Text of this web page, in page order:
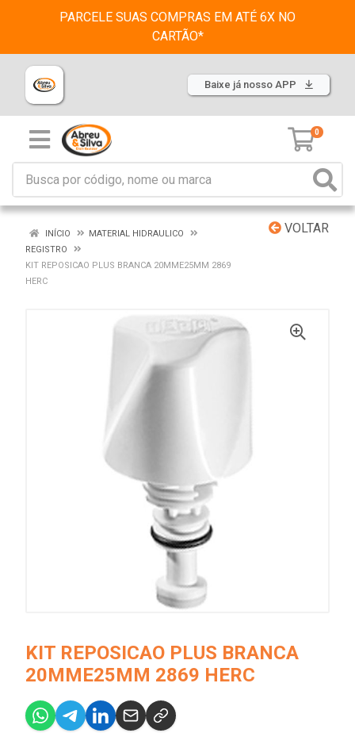
PARCELE SUAS COMPRAS EM ATÉ 6X NO
CARTÃO*
Baixe já nosso APP
0
VOLTAR
INÍCIO
MATERIAL HIDRAULICO
REGISTRO
KIT REPOSICAO PLUS BRANCA 20MME25MM 2869
HERC
KIT REPOSICAO PLUS BRANCA
20MME25MM 2869 HERC